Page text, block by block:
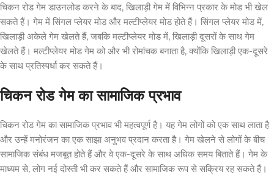
चिकन रोड गेम डाउनलोड करने के बाद, खिलाड़ी गेम में विभिन्न प्रकार के मोड भी खेल
सकते हैं। गेम में सिंगल प्लेयर मोड और मल्टीप्लेयर मोड होते हैं। सिंगल प्लेयर मोड में,
खिलाड़ी अकेले गेम खेलते हैं, जबकि मल्टीप्लेयर मोड में, खिलाड़ी दूसरों के साथ गेम
खेलते हैं। मल्टीप्लेयर मोड गेम को और भी रोमांचक बनाता है, क्योंकि खिलाड़ी एक-दूसरे
के साथ प्रतिस्पर्धा कर सकते हैं।
चिकन रोड गेम का सामाजिक प्रभाव
चिकन रोड गेम का सामाजिक प्रभाव भी महत्वपूर्ण है। यह गेम लोगों को एक साथ लाता है
और उन्हें मनोरंजन का एक साझा अनुभव प्रदान करता है। गेम खेलने से लोगों के बीच
सामाजिक संबंध मजबूत होते हैं और वे एक-दूसरे के साथ अधिक समय बिताते हैं। गेम के
माध्यम से, लोग नई दोस्ती भी कर सकते हैं और सामाजिक रूप से सक्रिय रह सकते हैं।